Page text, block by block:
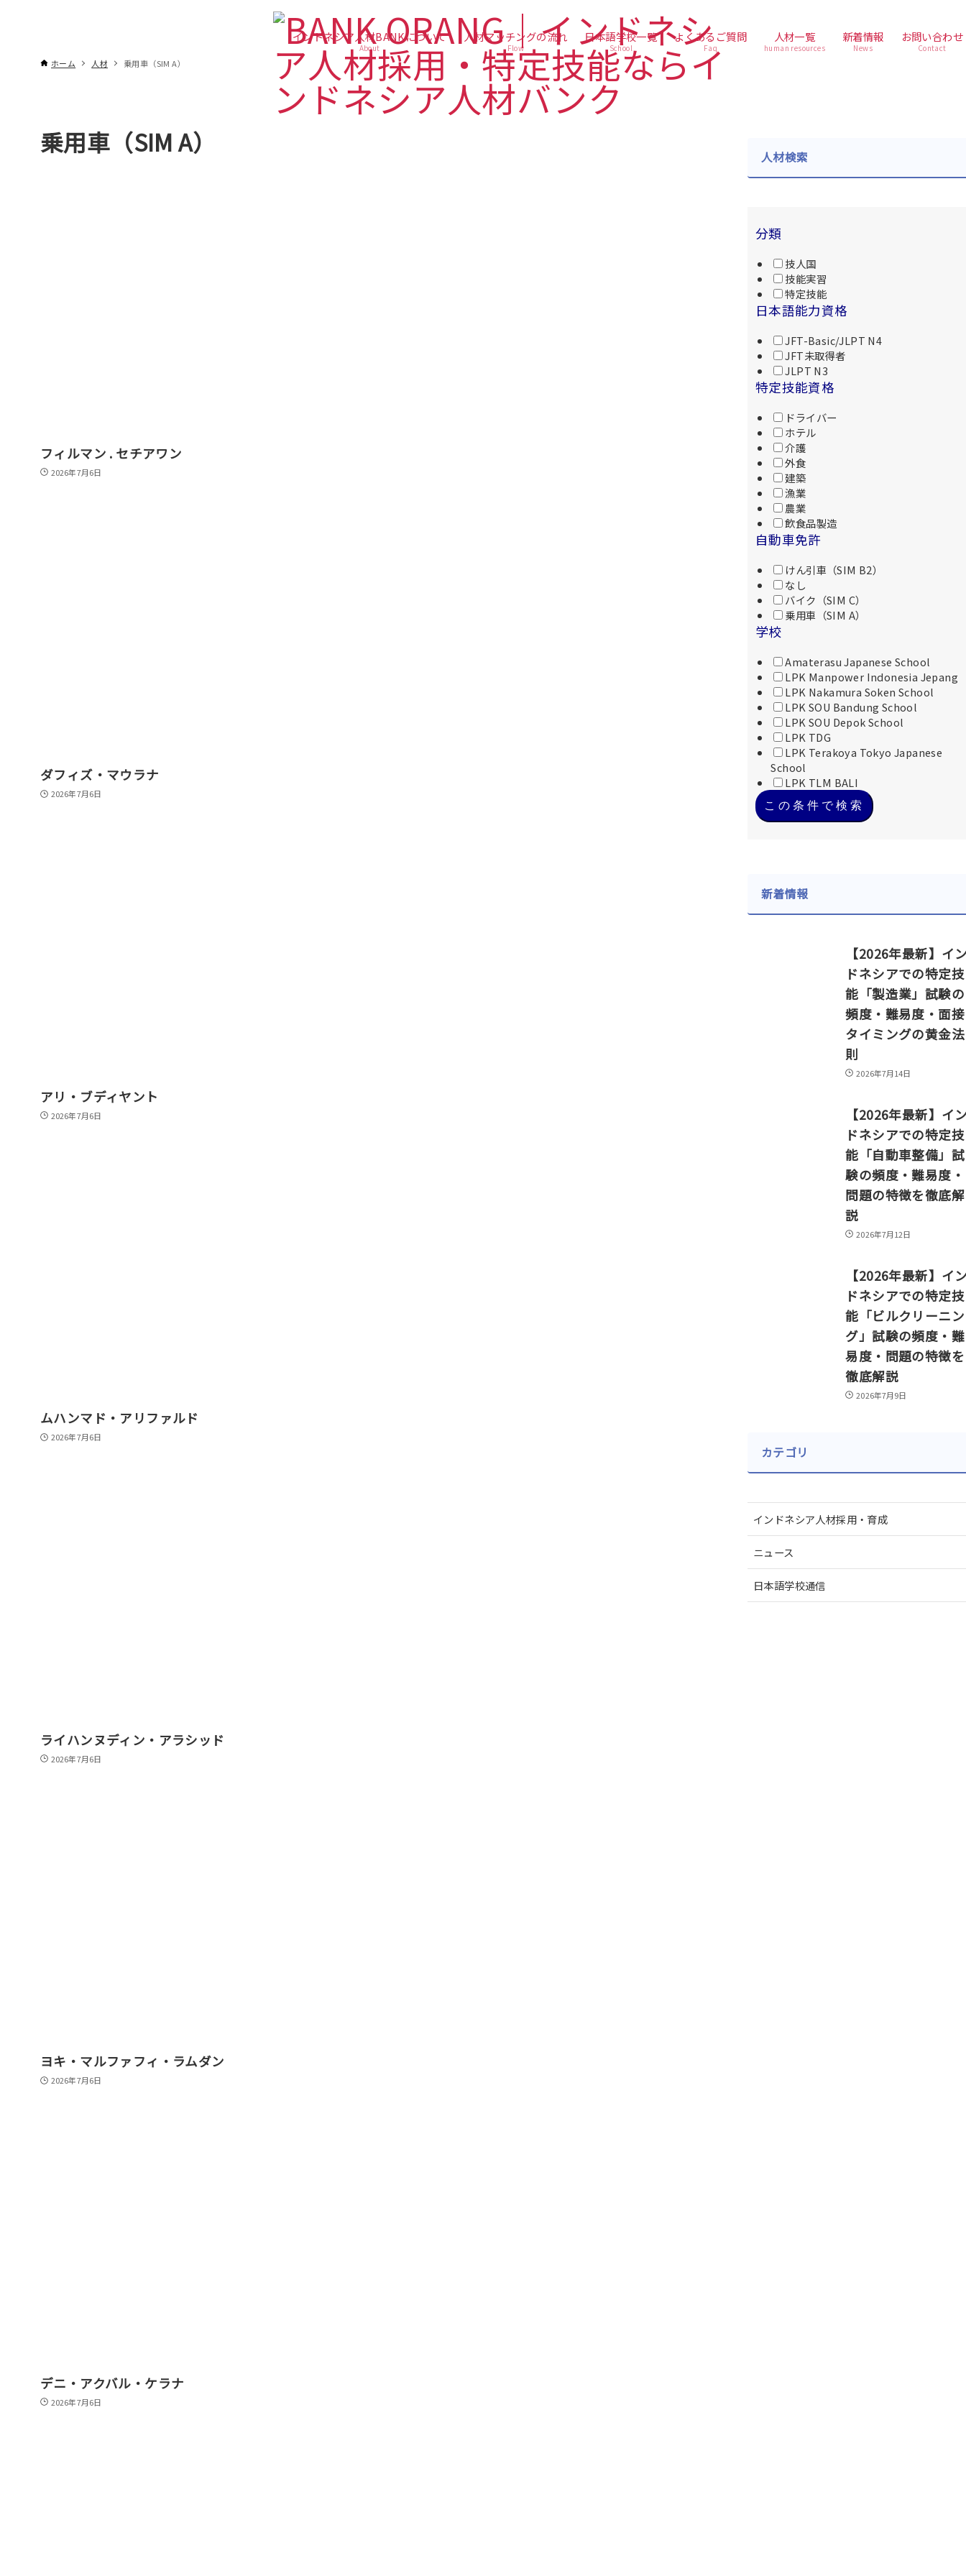
インドネシア人材BANKについて
About
人材マッチングの流れ
Flow
日本語学校一覧
School
よくあるご質問
Faq
人材一覧
human resources
新着情報
News
お問い合わせ
Contact
ホーム 人材 乗用車（SIM A）
乗用車（SIM A）
フィルマン . セチアワン
2026年7月6日
ダフィズ・マウラナ
2026年7月6日
アリ・ブディヤント
2026年7月6日
ムハンマド・アリファルド
2026年7月6日
ライハンヌディン・アラシッド
2026年7月6日
ヨキ・マルファフィ・ラムダン
2026年7月6日
デニ・アクバル・ケラナ
2026年7月6日
人材検索
分類
技人国
技能実習
特定技能
日本語能力資格
JFT-Basic/JLPT N4
JFT未取得者
JLPT N3
特定技能資格
ドライバー
ホテル
介護
外食
建築
漁業
農業
飲食品製造
自動車免許
けん引車（SIM B2）
なし
バイク（SIM C）
乗用車（SIM A）
学校
Amaterasu Japanese School
LPK Manpower Indonesia Jepang
LPK Nakamura Soken School
LPK SOU Bandung School
LPK SOU Depok School
LPK TDG
LPK Terakoya Tokyo Japanese
School
LPK TLM BALI
この条件で検索
新着情報
【2026年最新】イ
ドネシアでの特定技
能「製造業」試験の
頻度・難易度・面接
タイミングの黄金法
則
2026年7月14日
【2026年最新】イ
ドネシアでの特定技
能「自動車整備」試
験の頻度・難易度・
問題の特徴を徹底解
説
2026年7月12日
【2026年最新】イ
ドネシアでの特定技
能「ビルクリーニン
グ」試験の頻度・難
易度・問題の特徴を
徹底解説
2026年7月9日
カテゴリ
インドネシア人材採用・育成
ニュース
日本語学校通信